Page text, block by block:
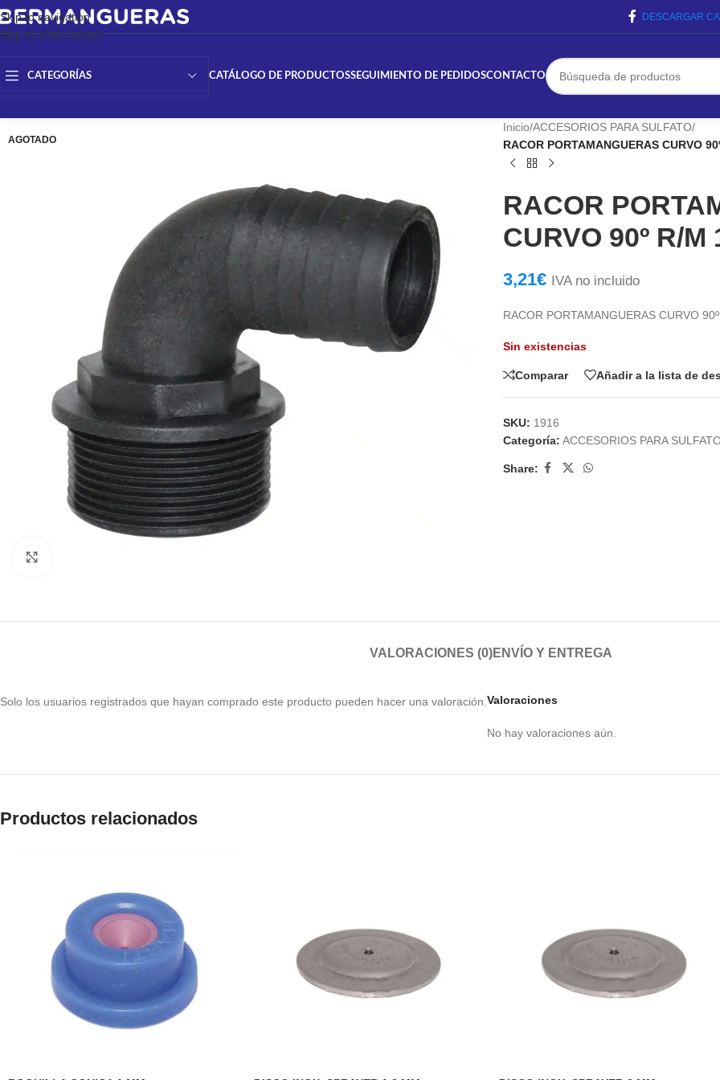
Skip to navigation
Skip to main content
DESCARGAR
CATEGORÍAS CATÁLOGO DE PRODUCTOSSEGUIMIENTO DE PEDIDOSCONTACTO
AGOTADO
Inicio/ACCESORIOS PARA SULFATO/
RACOR PORTAMANGUERAS CURVO
RACOR
CURVO 90º R/M
3,21€ IVA no incluido
RACOR PORTAMANGUERAS CURVO
Sin existencias
Comparar Añadir a la lista de
SKU: 1916
Categoría: ACCESORIOS PARA
Share:
VALORACIONES (0)ENVÍO Y ENTREGA
Valoraciones
No hay valoraciones aún.
Solo los usuarios registrados que hayan comprado este producto pueden hacer una valoración.
Productos relacionados